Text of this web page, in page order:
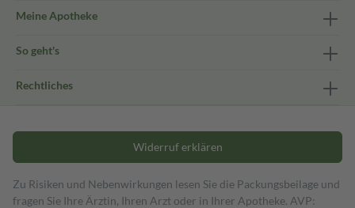
Meine Apotheke
So geht's
Rechtliches
Widerruf erklären
Zu Risiken und Nebenwirkungen lesen Sie die Packungsbeilage und
fragen Sie Ihre Ärztin, Ihren Arzt oder in Ihrer Apotheke. AVP: